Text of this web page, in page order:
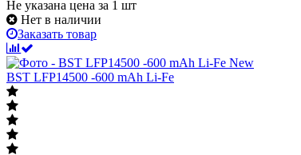
Не указана цена за 1 шт
Нет в наличии
Заказать товар
New
BST LFP14500 -600 mAh Li-Fe